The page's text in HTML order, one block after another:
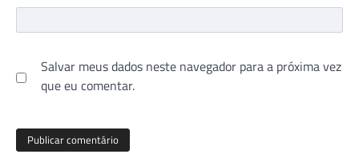
Salvar meus dados neste navegador para a próxima vez
que eu comentar.